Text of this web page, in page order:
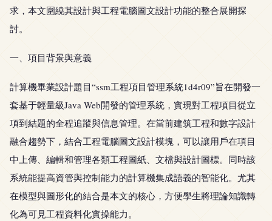
求，本文圍繞其設計與工程電腦圖文設計功能的整合展開探
討。
一、項目背景與意義
計算機畢業設計題目“ssm工程項目管理系統1d4r09”旨在開發一
套基于輕量級Java Web開發的管理系統，實現對工程項目從立
項到結題的全程追蹤與信息管理。在當前建筑工程和數字設計
融合趨勢下，結合工程電腦圖文設計模塊，可以讓用戶在項目
中上傳、編輯和管理各類工程圖紙、文檔與設計圖標。同時該
系統能提高資管與控制能力的計算機集成語義的智能化。尤其
在模型與圖形化的結合是本文的核心，方便學生將理論知識轉
化為可見工程資料化實操能力。